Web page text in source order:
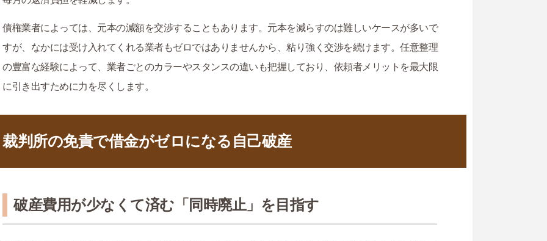
債権業者によっては、元本の減額を交渉することもあります。元本を減らすのは難しいケースが多いで
すが、なかには受け入れてくれる業者もゼロではありませんから、粘り強く交渉を続けます。任意整理
の豊富な経験によって、業者ごとのカラーやスタンスの違いも把握しており、依頼者メリットを最大限
に引き出すために力を尽くします。
裁判所の免責で借金がゼロになる自己破産
破産費用が少なくて済む「同時廃止」を目指す